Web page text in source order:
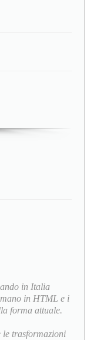
in Italia
in HTML e i
forma attuale.
le trasformazioni